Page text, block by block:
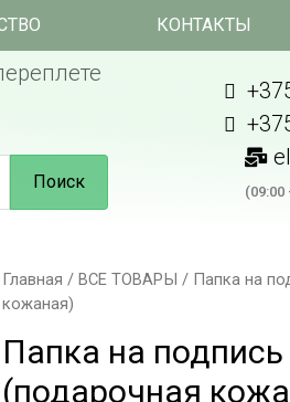
КОНТАКТЫ
Поиск
Главная /ВСЕ ТОВАРЫ / Папка на
кожаная)
Папка на подпись
(подарочная